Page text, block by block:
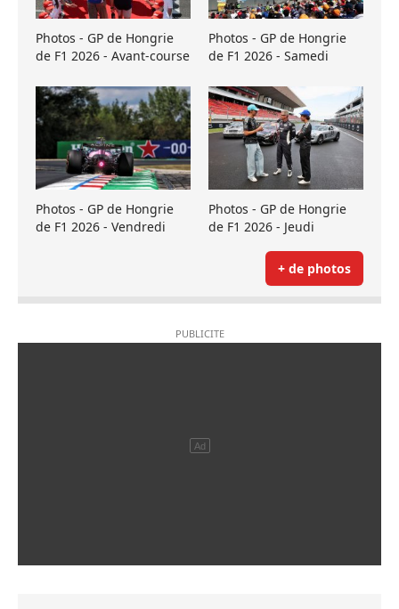
Photos - GP de Hongrie
de F1 2026 - Avant-course
Photos - GP de Hongrie
de F1 2026 - Samedi
Photos - GP de Hongrie
de F1 2026 - Vendredi
Photos - GP de Hongrie
de F1 2026 - Jeudi
+ de photos